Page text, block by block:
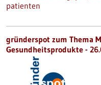
patienten
gründerspot zum Thema
Gesundheitsprodukte -